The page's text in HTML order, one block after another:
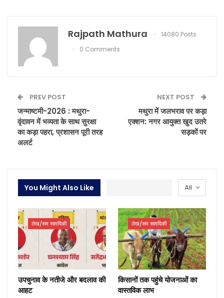
Rajpath Mathura
14080 Posts
0 Comments
PREV POST
जन्माष्टमी-2026 : मथुरा-
वृंदावन में भव्यता के साथ सुरक्षा
का कड़ा पहरा, प्रशासन पूरी तरह
अलर्ट
NEXT POST
मथुरा में जलभराव पर कड़ा
एक्शन: नगर आयुक्त खुद उतरे
सड़कों पर
All
You Might Also Like
लेख/सम सामयिकी
उपचुनाव के नतीजे और बदलाव की
आहट
लेख/सम सामयिकी
किसानों तक पहुंचे योजनाओं का
वास्तविक लाभ